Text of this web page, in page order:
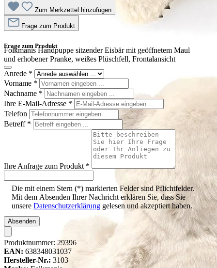
Folkmanis Handpuppe sitzender Eisbär mit geöffnetem Maul
und erhobener Pranke, weißes Plüschfell, Frontalansicht
Zum Merkzettel hinzufügen
Frage zum Produkt
Frage zum Produkt
Anrede *
Vorname *
Nachname *
Ihre E-Mail-Adresse *
Telefon
Betreff *
Ihre Anfrage zum Produkt *
Die mit einem Stern (*) markierten Felder sind Pflichtfelder.
Mit dem Absenden Ihrer Nachricht erklären Sie, dass Sie
unsere Datenschutzerklärung gelesen und akzeptiert haben.
Absenden
Produktnummer: 29396
EAN: 638348031037
Hersteller-Nr.: 3103